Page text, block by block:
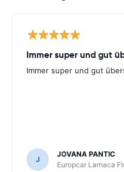
Immer super und gut
Immer super und gut
J
JOVANA PANTIC
Europcar Larnaca